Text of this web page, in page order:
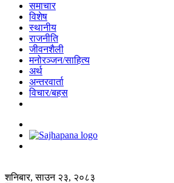
समाचार
विशेष
स्थानीय
राजनीति
जीवनशैली
मनोरञ्जन/साहित्य
अर्थ
अन्तरवार्ता
विचार/बहस
शनिबार, साउन २३, २०८३